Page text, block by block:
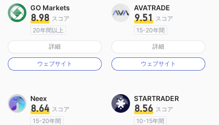
GO Markets
8.98 スコア
20年間以上
オーストラリア規制
マーケットメイキングライセンス（MM）
cTrader
詳細
ウェブサイト
AVATRADE
9.51 スコア
15-20年間
オーストラリア規制
マーケットメイキングライセンス（MM）
MT4フルライセンス
詳細
ウェブサイト
Neex
8.64 スコア
15-20年間
STARTRADER
8.56 スコア
10-15年間